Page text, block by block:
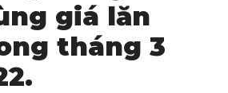
giá lăn
tháng 3